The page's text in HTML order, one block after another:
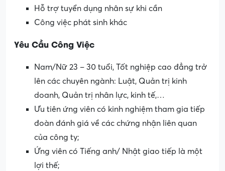
Hỗ trợ tuyển dụng nhân sự khi cần
Công việc phát sinh khác
Yêu Cầu Công Việc
Nam/Nữ 23 – 30 tuổi, Tốt nghiệp cao đẳng trở
lên các chuyên ngành: Luật, Quản trị kinh
doanh, Quản trị nhân lực, kinh tế,…
Ưu tiên ứng viên có kinh nghiệm tham gia tiếp
đoàn đánh giá về các chứng nhận liên quan
của công ty;
Ứng viên có Tiếng anh/ Nhật giao tiếp là một
lợi thế;